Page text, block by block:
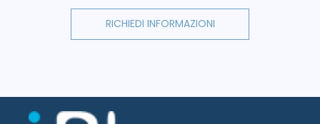
RICHIEDI INFORMAZIONI